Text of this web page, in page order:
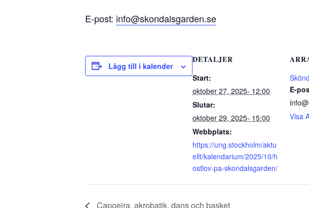
E-post: info@skondalsgarden.se
Lägg till i kalender
DETALJER
Start:
oktober 27, 2025- 12:00
Slutar:
oktober 29, 2025- 15:00
Webbplats:
https://ung.stockholm/aktu
ellt/kalendarium/2025/10/h
ostlov-pa-skondalsgarden/
E-
Visa
Capoeira, akrobatik, dans och basket